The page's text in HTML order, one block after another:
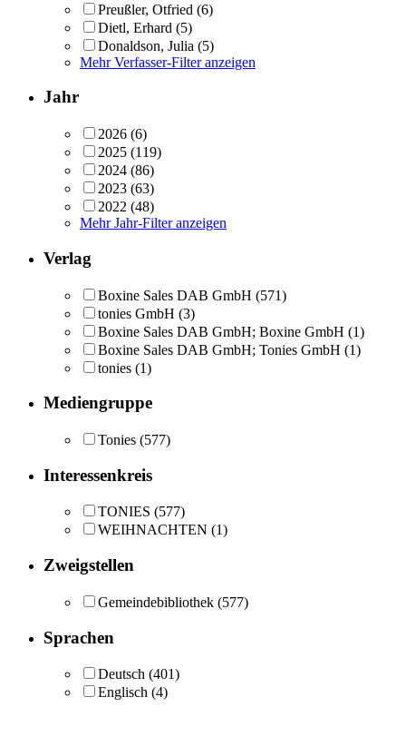
Preußler, Otfried (6)
Dietl, Erhard (5)
Donaldson, Julia (5)
Mehr Verfasser-Filter anzeigen
Jahr
2026 (6)
2025 (119)
2024 (86)
2023 (63)
2022 (48)
Mehr Jahr-Filter anzeigen
Verlag
Boxine Sales DAB GmbH (571)
tonies GmbH (3)
Boxine Sales DAB GmbH; Boxine GmbH (1)
Boxine Sales DAB GmbH; Tonies GmbH (1)
tonies (1)
Mediengruppe
Tonies (577)
Interessenkreis
TONIES (577)
WEIHNACHTEN (1)
Zweigstellen
Gemeindebibliothek (577)
Sprachen
Deutsch (401)
Englisch (4)